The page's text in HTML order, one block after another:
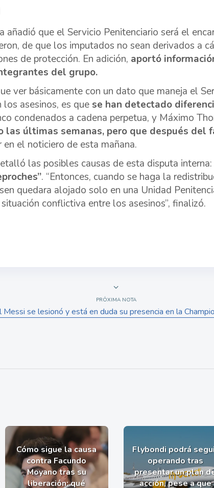
añadió que el Servicio Penitenciario será el
de que los imputados no sean derivados a
de protección. En adición, aportó
del grupo.
ver básicamente con un dato que maneja el
asesinos, es que se han detectado
condenados a cadena perpetua, y Máximo
las últimas semanas, pero que después del
el noticiero de esta mañana.
las posibles causas de esta disputa interna:
. “Entonces, cuando se haga la
quedara alojado solo en una Unidad
conflictiva entre los asesinos”, finalizó.
PRÓXIMA NOTA
Messi se lesionó y está en duda su presencia en la
Cómo sigue la causa
contra Facundo
Moyano tras su
liberación: qué
Flybondi podrá
operando tras
presentar un plan
acción, pese a que